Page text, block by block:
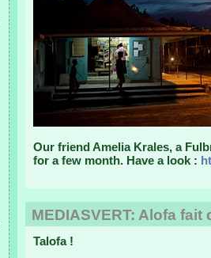
Our friend Amelia Krales, a
for a few month. Have a look :
MEDIASVERT: Alofa fait
Talofa !